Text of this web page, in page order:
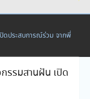
ดประสบการณ์ร่วม จากพี่
รรมสานฝัน เปิด